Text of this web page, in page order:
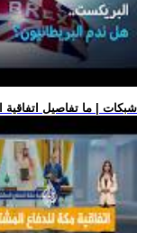
.. شبكات | ما تفاصيل